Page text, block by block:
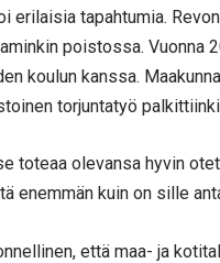
erilaisia tapahtumia.
poistossa. Vuonna
koulun kanssa.
torjuntatyö
toteaa olevansa hyvin
enemmän kuin on sille
että maa- ja